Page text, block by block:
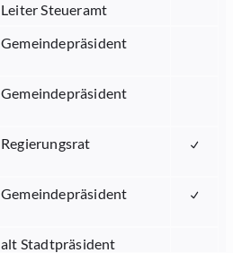
Leiter Steueramt
Gemeindepräsident
Gemeindepräsident
Regierungsrat
Gemeindepräsident
alt Stadtpräsident